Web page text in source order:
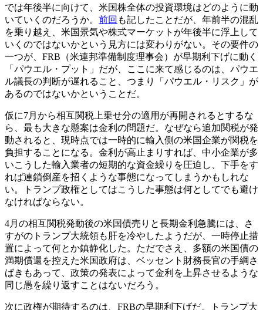
では年後半に向けて、米国株全体の投資環境はどのように動
いていくのだろうか。 前回 も記したことだが、年前半の混乱
を乗り越え、米国景気や株式マーケットが年後半に浮上して
いくのではないかという見方には変わりがない。その要件の
一つが、FRB（米連邦準備制度理事会）が早期利下げに動く
「パウエル・プット」だが、ここに来て感じるのは、パウエ
ル議長の判断が遅れること、つまり「パウエル・リスク」が
あるのではないかということだ。
仮に7月から相互関税上乗せ分の適用が再開されるとするな
ら、最も大きな懸案は金利の問題だ。なぜなら追加関税が発
動されると、現時点では一時的に輸入側の米国企業が関税を
負担することになる。金利が高止まりすれば、中小企業が多
いこうした輸入業者の短期的な資金繰りを圧迫し、下手をす
れば連鎖倒産を招くような事態になってしまうかもしれな
い。トランプ政権としてはこうした事態は何としてでも避け
なければならない。
4月の相互関税発動後の米国債売りと長期金利急騰には、さ
すがのトランプ大統領も肝を冷やしたようだが、一時停止措
置によって何とか鎮静化した。ただでさえ、多額の米国債の
満期償還を控えた米国政府は、ベッセント財務長官の手綱さ
ばきもあって、政策の発表によって金利を上昇させるような
同じ愚を繰り返すことはないだろう。
次に政権が期待するのは、FRBの早期利下げだ。トランプ大